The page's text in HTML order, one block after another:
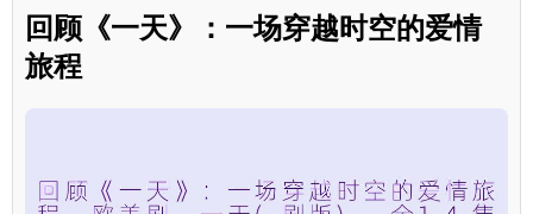
回顾《一天》：一场穿越时空的爱情
旅程